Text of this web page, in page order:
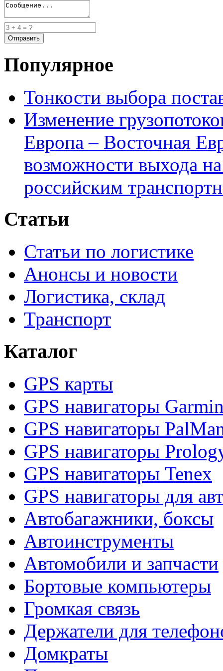
Популярное
Тонкости выбора
Изменение
Европа – Восточная
возможности выхода
российским
Статьи
Статьи по логистике
Анонсы и новости
Логистика, склад
Транспорт
Каталог
GPS карты
GPS навигаторы
GPS навигаторы
GPS навигаторы
GPS навигаторы Tenex
GPS навигаторы для
Автобагажники, боксы
Автоинструменты
Автомобили и запчасти
Бортовые компьютеры
Громкая связь
Держатели для
Домкраты